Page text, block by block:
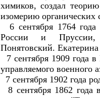
химиков, создал
изомерию органических
6 сентября 1764
России и Пруссии,
Понятовский.
7 сентября 1909 года
управляемого военного
7 сентября 1902 года
8 сентября 1862 года